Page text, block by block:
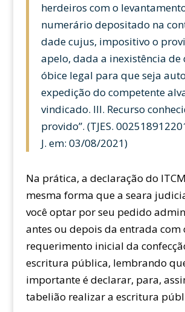
herdeiros com o
numerário depositado na
dade cujus, impositivo o
apelo, dada a inexistência
óbice legal para que seja
expedição do competente
vindicado. III. Recurso
provido”. (TJES.
J. em: 03/08/2021)
Na prática, a declaração do
mesma forma que a seara
você optar por seu pedido
antes ou depois da entrada com
requerimento inicial da
escritura pública, lembrando
importante é declarar, para,
tabelião realizar a escritura